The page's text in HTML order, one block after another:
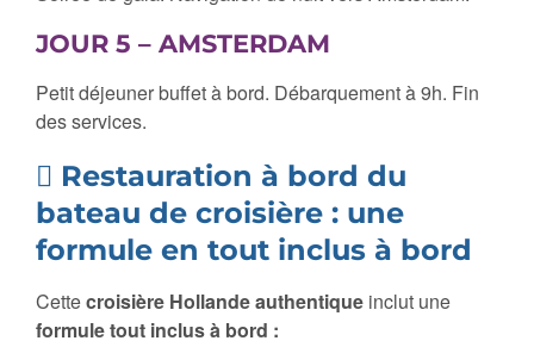
JOUR 5 – AMSTERDAM
Petit déjeuner buffet à bord. Débarquement à 9h. Fin
des services.
Restauration à bord du
bateau de croisière : une
formule en tout inclus à bord
Cettecroisière Hollande authentique inclut une
formule tout inclus à bord :